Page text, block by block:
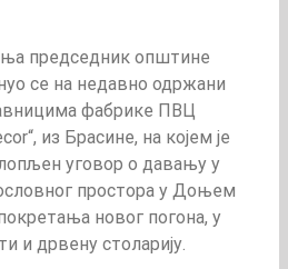
председник општине
се на недавно одржани
фабрике ПВЦ
из Брасине, на којем је
уговор о давању у
простора у Доњем
новог погона, у
и дрвену столарију.